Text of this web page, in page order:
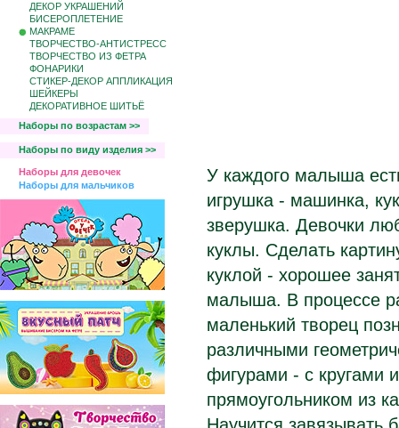
ДЕКОР УКРАШЕНИЙ
БИCЕРОПЛЕТЕНИЕ
МАКРАМЕ
ТВОРЧЕСТВО-АНТИСТРЕСС
ТВОРЧЕСТВО ИЗ ФЕТРА
ФОНАРИКИ
СТИКЕР-ДЕКОР АППЛИКАЦИЯ
ШЕЙКЕРЫ
ДЕКОРАТИВНОЕ ШИТЬЁ
Наборы по возрастам >>
Наборы по виду изделия >>
Наборы для девочек
Наборы для мальчиков
У каждого малыша
игрушка - машинка,
зверушка. Девочки
куклы. Сделать
куклой - хорошее
малыша. В процессе
маленький творец
различными
фигурами - с кругами
прямоугольником из